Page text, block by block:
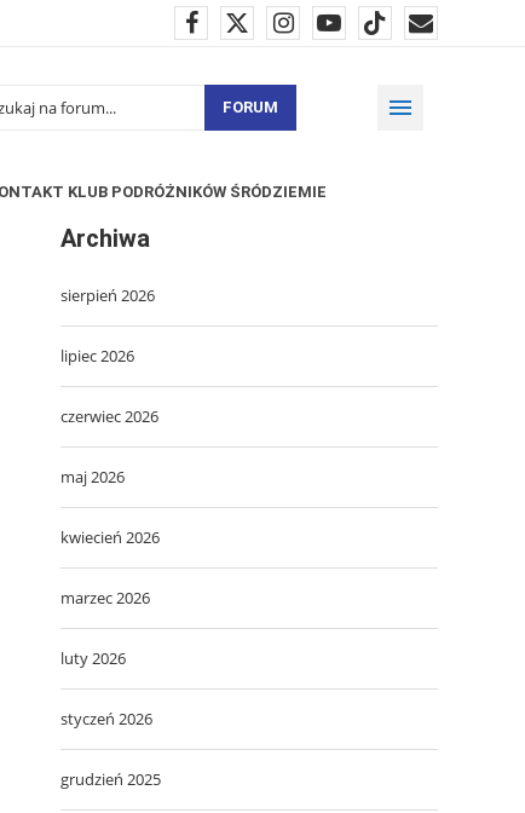
FORUM
KLUB PODRÓŻNIKÓW ŚRÓDZIEMIE
Archiwa
sierpień 2026
lipiec 2026
czerwiec 2026
maj 2026
kwiecień 2026
marzec 2026
luty 2026
styczeń 2026
grudzień 2025